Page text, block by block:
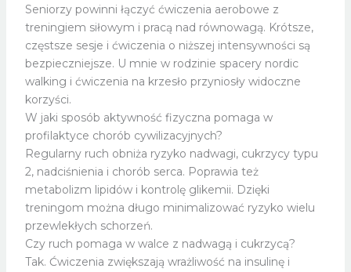
Seniorzy powinni łączyć ćwiczenia aerobowe z
treningiem siłowym i pracą nad równowagą. Krótsze,
częstsze sesje i ćwiczenia o niższej intensywności są
bezpieczniejsze. U mnie w rodzinie spacery nordic
walking i ćwiczenia na krzesło przyniosły widoczne
korzyści.
W jaki sposób aktywność fizyczna pomaga w
profilaktyce chorób cywilizacyjnych?
Regularny ruch obniża ryzyko nadwagi, cukrzycy typu
2, nadciśnienia i chorób serca. Poprawia też
metabolizm lipidów i kontrolę glikemii. Dzięki
treningom można długo minimalizować ryzyko wielu
przewlekłych schorzeń.
Czy ruch pomaga w walce z nadwagą i cukrzycą?
Tak. Ćwiczenia zwiększają wrażliwość na insulinę i